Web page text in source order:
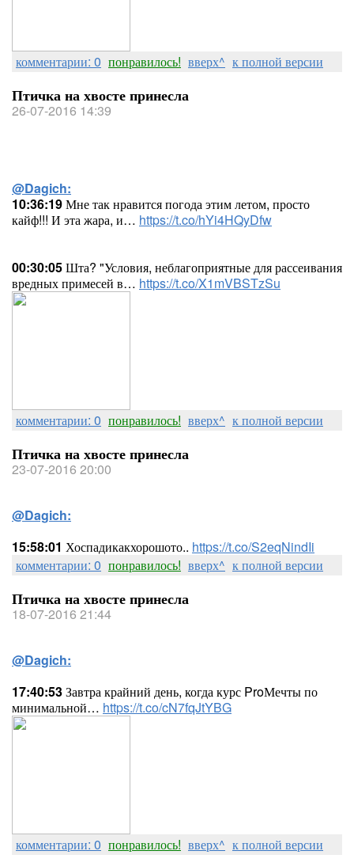
комментарии: 0 понравилось! вверх^ к полной версии
Птичка на хвосте принесла
26-07-2016 14:39
@Dagich:
10:36:19Мне так нравится погода этим летом, просто
кайф!!! И эта жара, и… https://t.co/hYi4HQyDfw
00:30:05Шта? "Условия, неблагоприятные для рассеивания
вредных примесей в… https://t.co/X1mVBSTzSu
комментарии: 0 понравилось! вверх^ к полной версии
Птичка на хвосте принесла
23-07-2016 20:00
@Dagich:
15:58:01 Хоспадикакхорошото.. https://t.co/S2eqNindIi
комментарии: 0 понравилось! вверх^ к полной версии
Птичка на хвосте принесла
18-07-2016 21:44
@Dagich:
17:40:53Завтра крайний день, когда курс ProМечты по
минимальной… https://t.co/cN7fqJtYBG
комментарии: 0 понравилось! вверх^ к полной версии